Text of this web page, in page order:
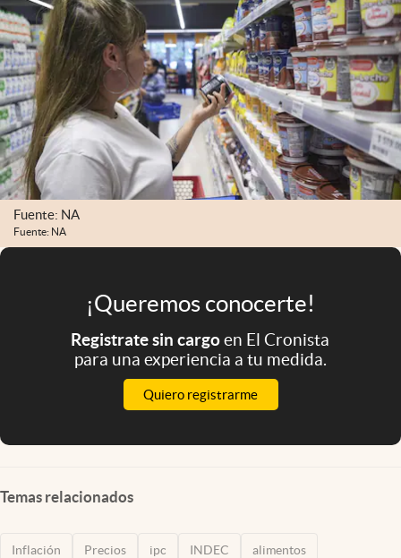
Clima
Mundial 2026
Eventos Corporativos
El Cronista Studio
Mediakit
abre en nueva pestaña
Argentina
Fuente: NA
Fuente: NA
¡Queremos conocerte!
Registrate sin cargoen El Cronista
para una experiencia a tu medida.
Quiero registrarme
Temas relacionados
Inflación Precios ipc INDEC alimentos